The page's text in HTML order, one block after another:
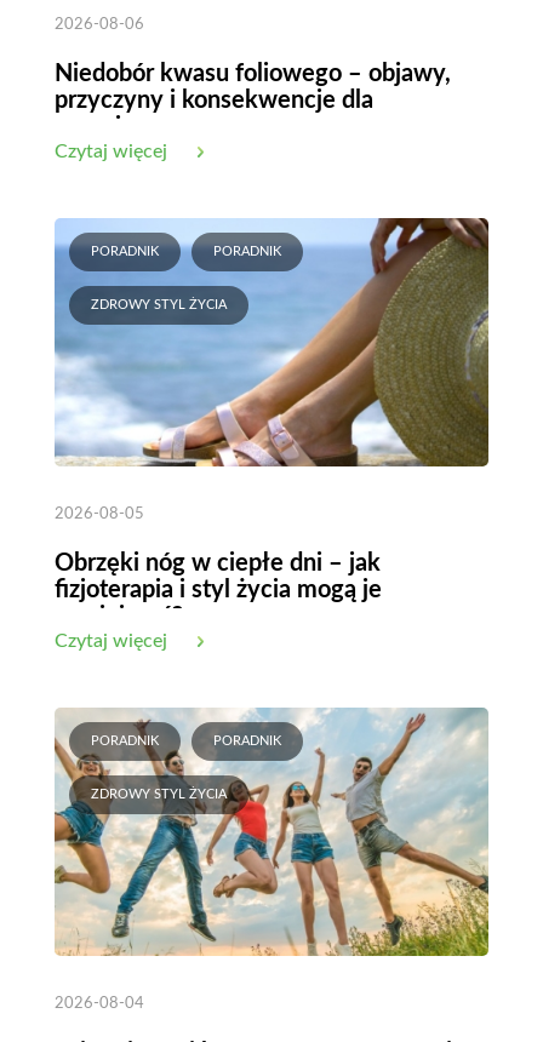
2026-08-06
Niedobór kwasu foliowego – objawy,
przyczyny i konsekwencje dla
organizmu
Czytaj więcej
PORADNIK PORADNIK
ZDROWY STYL ŻYCIA
2026-08-05
Obrzęki nóg w ciepłe dni – jak
fizjoterapia i styl życia mogą je
zmniejszyć?
Czytaj więcej
PORADNIK PORADNIK
ZDROWY STYL ŻYCIA
2026-08-04